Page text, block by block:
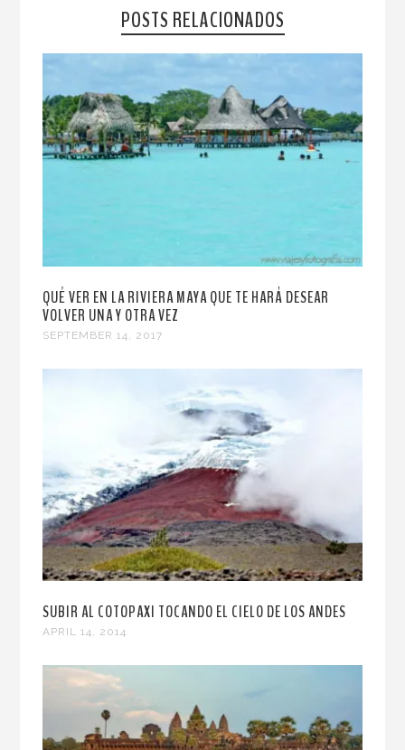
POSTS RELACIONADOS
QUÉ VER EN LA RIVIERA MAYA QUE TE HARÁ DESEAR
VOLVER UNA Y OTRA VEZ
SEPTEMBER 14, 2017
SUBIR AL COTOPAXI TOCANDO EL CIELO DE LOS ANDES
APRIL 14, 2014